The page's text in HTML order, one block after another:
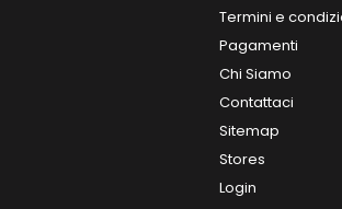
Termini e
Pagamenti
Chi Siamo
Contattaci
Sitemap
Stores
Login